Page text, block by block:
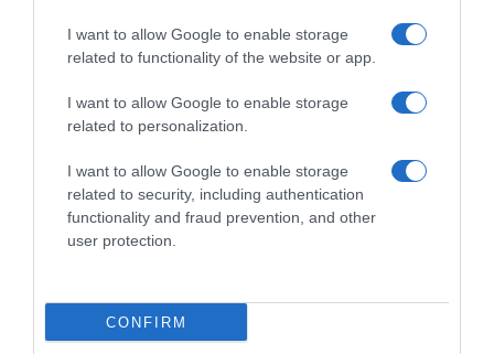
I want to allow Google to enable storage
related to functionality of the website or app.
I want to allow Google to enable storage
related to personalization.
I want to allow Google to enable storage
related to security, including authentication
functionality and fraud prevention, and other
user protection.
CONFIRM